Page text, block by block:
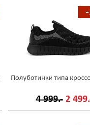
Полуботинки типа
4 999.- 2